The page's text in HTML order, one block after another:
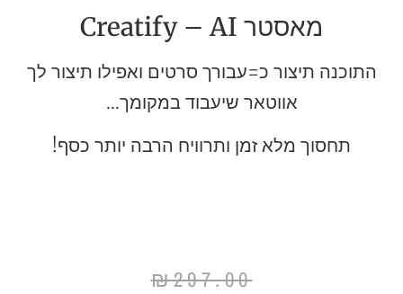
מאסטר Creatify – AI
התוכנה תיצור כ=עבורך סרטים ואפילו תיצור לך
אווטאר שיעבוד במקומך…
תחסוך מלא זמן ותרוויח הרבה יותר כסף!
₪297.00